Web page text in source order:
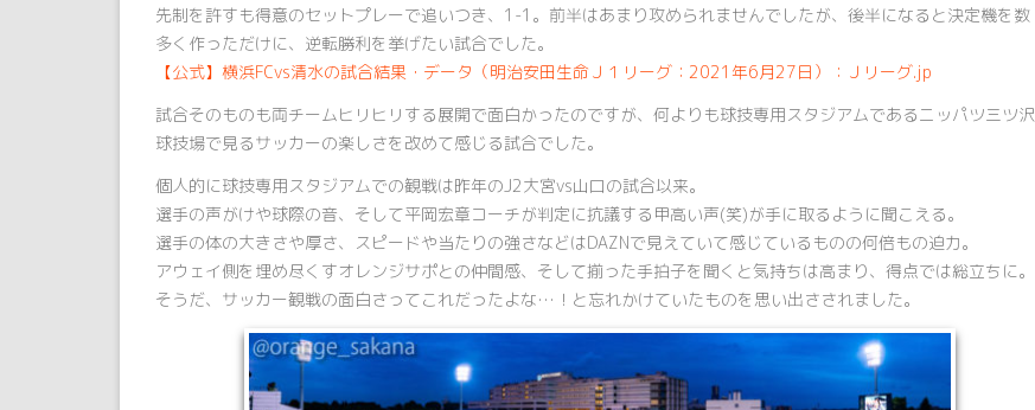
先制を許すも得意のセットプレーで追いつき、1-1。前半はあまり攻められませんでしたが、後半になると決定機を数
多く作っただけに、逆転勝利を挙げたい試合でした。
【公式】横浜FCvs清水の試合結果・データ（明治安田生命Ｊ１リーグ：2021年6月27日）：Ｊリーグ.jp
試合そのものも両チームヒリヒリする展開で面白かったのですが、何よりも球技専用スタジアムであるニッパツ三ツ沢
球技場で見るサッカーの楽しさを改めて感じる試合でした。
個人的に球技専用スタジアムでの観戦は昨年のJ2大宮vs山口の試合以来。
選手の声がけや球際の音、そして平岡宏章コーチが判定に抗議する甲高い声(笑)が手に取るように聞こえる。
選手の体の大きさや厚さ、スピードや当たりの強さなどはDAZNで見えていて感じているものの何倍もの迫力。
アウェイ側を埋め尽くすオレンジサポとの仲間感、そして揃った手拍子を聞くと気持ちは高まり、得点では総立ちに。
そうだ、サッカー観戦の面白さってこれだったよな…！と忘れかけていたものを思い出さされました。